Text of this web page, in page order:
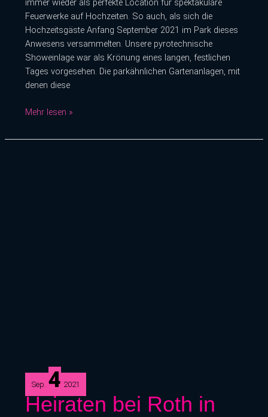
immer wieder als perfekte Location für spektakuläre
Feuerwerke auf Hochzeiten. So auch, als sich die
Hochzeitsgäste Anfang September 2021 im Park dieses
Anwesens versammelten. Unsere pyrotechnische
Showeinlage war als Krönung eines langen, festlichen
Tages vorgesehen. Die parkähnlichen Gartenanlagen, mit
denen diese
Mehr lesen »
Sep. 4 2021
Heiraten bei Roth in
Heiraten
bei